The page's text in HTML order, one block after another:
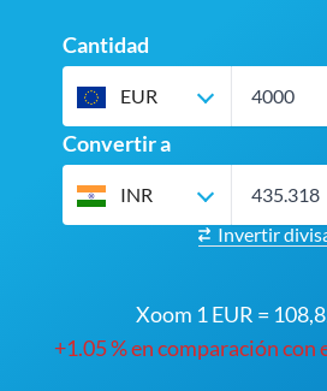
Cantidad
EUR
Convertir a
INR
Invertir
Xoom 1 EUR =
+1.05 % en comparación con